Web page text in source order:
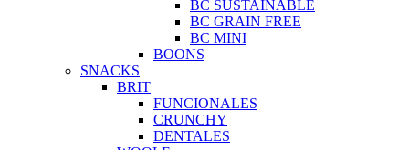
BC SUSTAINABLE
BC GRAIN FREE
BC MINI
BOONS
SNACKS
BRIT
FUNCIONALES
CRUNCHY
DENTALES